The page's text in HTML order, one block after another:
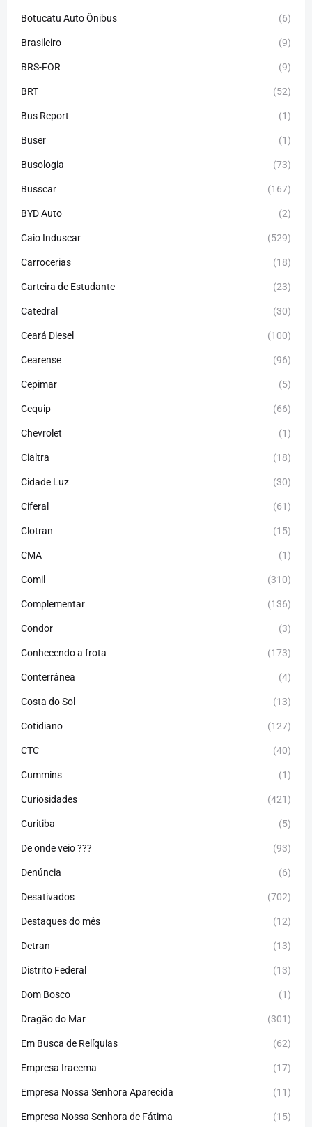
Botucatu Auto Ônibus (6)
Brasileiro (9)
BRS-FOR (9)
BRT (52)
Bus Report (1)
Buser (1)
Busologia (73)
Busscar (167)
BYD Auto (2)
Caio Induscar (529)
Carrocerias (18)
Carteira de Estudante (23)
Catedral (30)
Ceará Diesel (100)
Cearense (96)
Cepimar (5)
Cequip (66)
Chevrolet (1)
Cialtra (18)
Cidade Luz (30)
Ciferal (61)
Clotran (15)
CMA (1)
Comil (310)
Complementar (136)
Condor (3)
Conhecendo a frota (173)
Conterrânea (4)
Costa do Sol (13)
Cotidiano (127)
CTC (40)
Cummins (1)
Curiosidades (421)
Curitiba (5)
De onde veio ??? (93)
Denúncia (6)
Desativados (702)
Destaques do mês (12)
Detran (13)
Distrito Federal (13)
Dom Bosco (1)
Dragão do Mar (301)
Em Busca de Relíquias (62)
Empresa Iracema (17)
Empresa Nossa Senhora Aparecida (11)
Empresa Nossa Senhora de Fátima (15)